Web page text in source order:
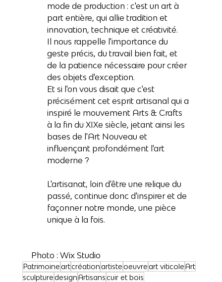
mode de production : c'est un art à
part entière, qui allie tradition et
innovation, technique et créativité.
Il nous rappelle l'importance du
geste précis, du travail bien fait, et
de la patience nécessaire pour créer
des objets d'exception.
Et si l'on vous disait que c'est
précisément cet esprit artisanal qui a
inspiré le mouvement Arts & Crafts
à la fin du XIXe siècle, jetant ainsi les
bases de l'Art Nouveau et
influençant profondément l'art
moderne ?
L'artisanat, loin d'être une relique du
passé, continue donc d'inspirer et de
façonner notre monde, une pièce
unique à la fois.
Photo : Wix Studio
Patrimoine artcréation artiste oeuvre art viticoleArt
sculpture designArtisans cuir et bois